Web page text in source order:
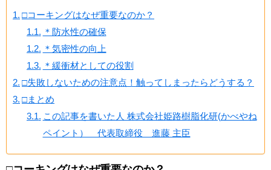
□コーキングはなぜ重要なのか？
＊防水性の確保
＊気密性の向上
＊緩衝材としての役割
□失敗しないための注意点！触ってしまったらどうする？
□まとめ
この記事を書いた人 株式会社姫路樹脂化研(かべやね
ペイント） 代表取締役 進藤 主臣